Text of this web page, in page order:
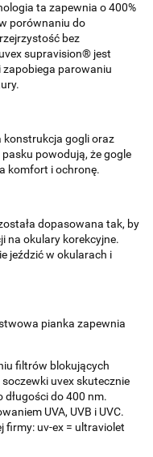
ta zapewnia o 400%
porównaniu do
bez
supravision® jest
zapobiega parowaniu
konstrukcja gogli oraz
powodują, że gogle
komfort i ochronę.
dopasowana tak, by
na okulary korekcyjne.
jeździć w okularach i
pianka zapewnia
filtrów blokujących
uvex skutecznie
do 400 nm.
UVA, UVB i UVC.
uv-ex = ultraviolet